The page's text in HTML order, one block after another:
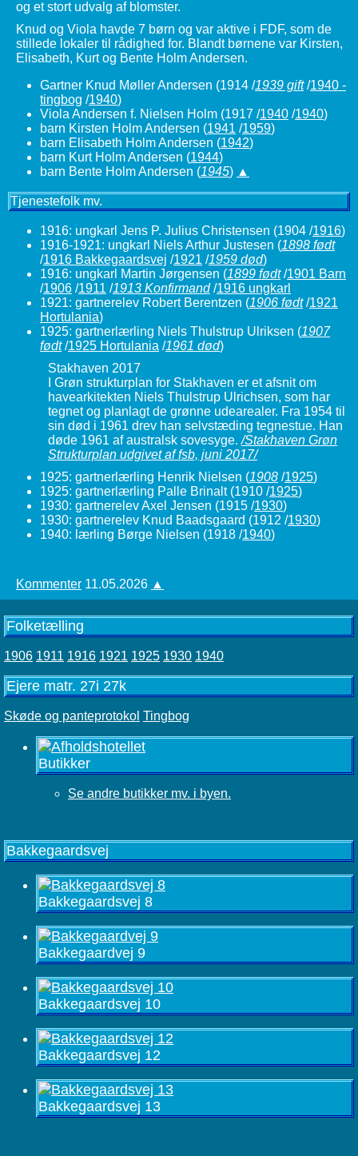
og et stort udvalg af blomster.
Knud og Viola havde 7 børn og var aktive i FDF, som de
stillede lokaler til rådighed for. Blandt børnene var Kirsten,
Elisabeth, Kurt og Bente Holm Andersen.
Gartner Knud Møller Andersen (1914 /1939 gift/1940 -
tingbog /1940)
Viola Andersen f. Nielsen Holm (1917 /1940 /1940)
barn Kirsten Holm Andersen (1941 /1959)
barn Elisabeth Holm Andersen (1942)
barn Kurt Holm Andersen (1944)
barn Bente Holm Andersen (1945) ▲
Tjenestefolk mv.
1916: ungkarl Jens P. Julius Christensen (1904 /1916)
1916-1921: ungkarl Niels Arthur Justesen (1898 født
/1916 Bakkegaardsvej /1921 /1959 død)
1916: ungkarl Martin Jørgensen (1899 født/1901 Barn
/1906 /1911 /1913 Konfirmand/1916 ungkarl
1921: gartnerelev Robert Berentzen (1906 født/1921
Hortulania)
1925: gartnerlærling Niels Thulstrup Ulriksen (1907
født/1925 Hortulania /1961 død)
Stakhaven 2017
I Grøn strukturplan for Stakhaven er et afsnit om
havearkitekten Niels Thulstrup Ulrichsen, som har
tegnet og planlagt de grønne udearealer. Fra 1954 til
sin død i 1961 drev han selvstæding tegnestue. Han
døde 1961 af australsk sovesyge./Stakhaven Grøn
Strukturplan udgivet af fsb, juni 2017/
1925: gartnerlærling Henrik Nielsen (1908 /1925)
1925: gartnerlærling Palle Brinalt (1910 /1925)
1930: gartnerelev Axel Jensen (1915 /1930)
1930: gartnerelev Knud Baadsgaard (1912 /1930)
1940: lærling Børge Nielsen (1918 /1940)
Kommenter 11.05.2026 ▲
Folketælling
1906 1911 1916 1921 1925 1930 1940
Ejere matr. 27i 27k
Skøde og panteprotokol Tingbog
Butikker
Se andre butikker mv. i byen.
Bakkegaardsvej
Bakkegaardsvej 8
Bakkegaardvej 9
Bakkegaardsvej 10
Bakkegaardsvej 12
Bakkegaardsvej 13